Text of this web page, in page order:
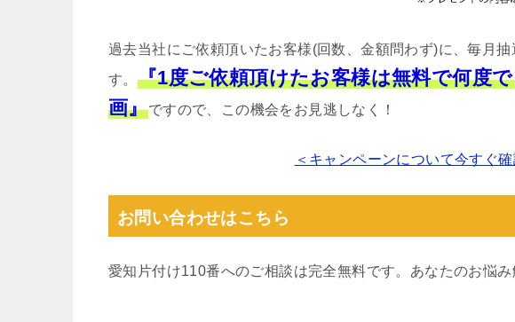
過去当社にご依頼頂いたお客様(回数、金額問わず)に、毎月
す。 『1度ご依頼頂けたお客様は無料で何度
画』ですので、この機会をお見逃しなく！
＜キャンペーンについて今すぐ
お問い合わせはこちら
愛知片付け110番へのご相談は完全無料です。あなたのお悩